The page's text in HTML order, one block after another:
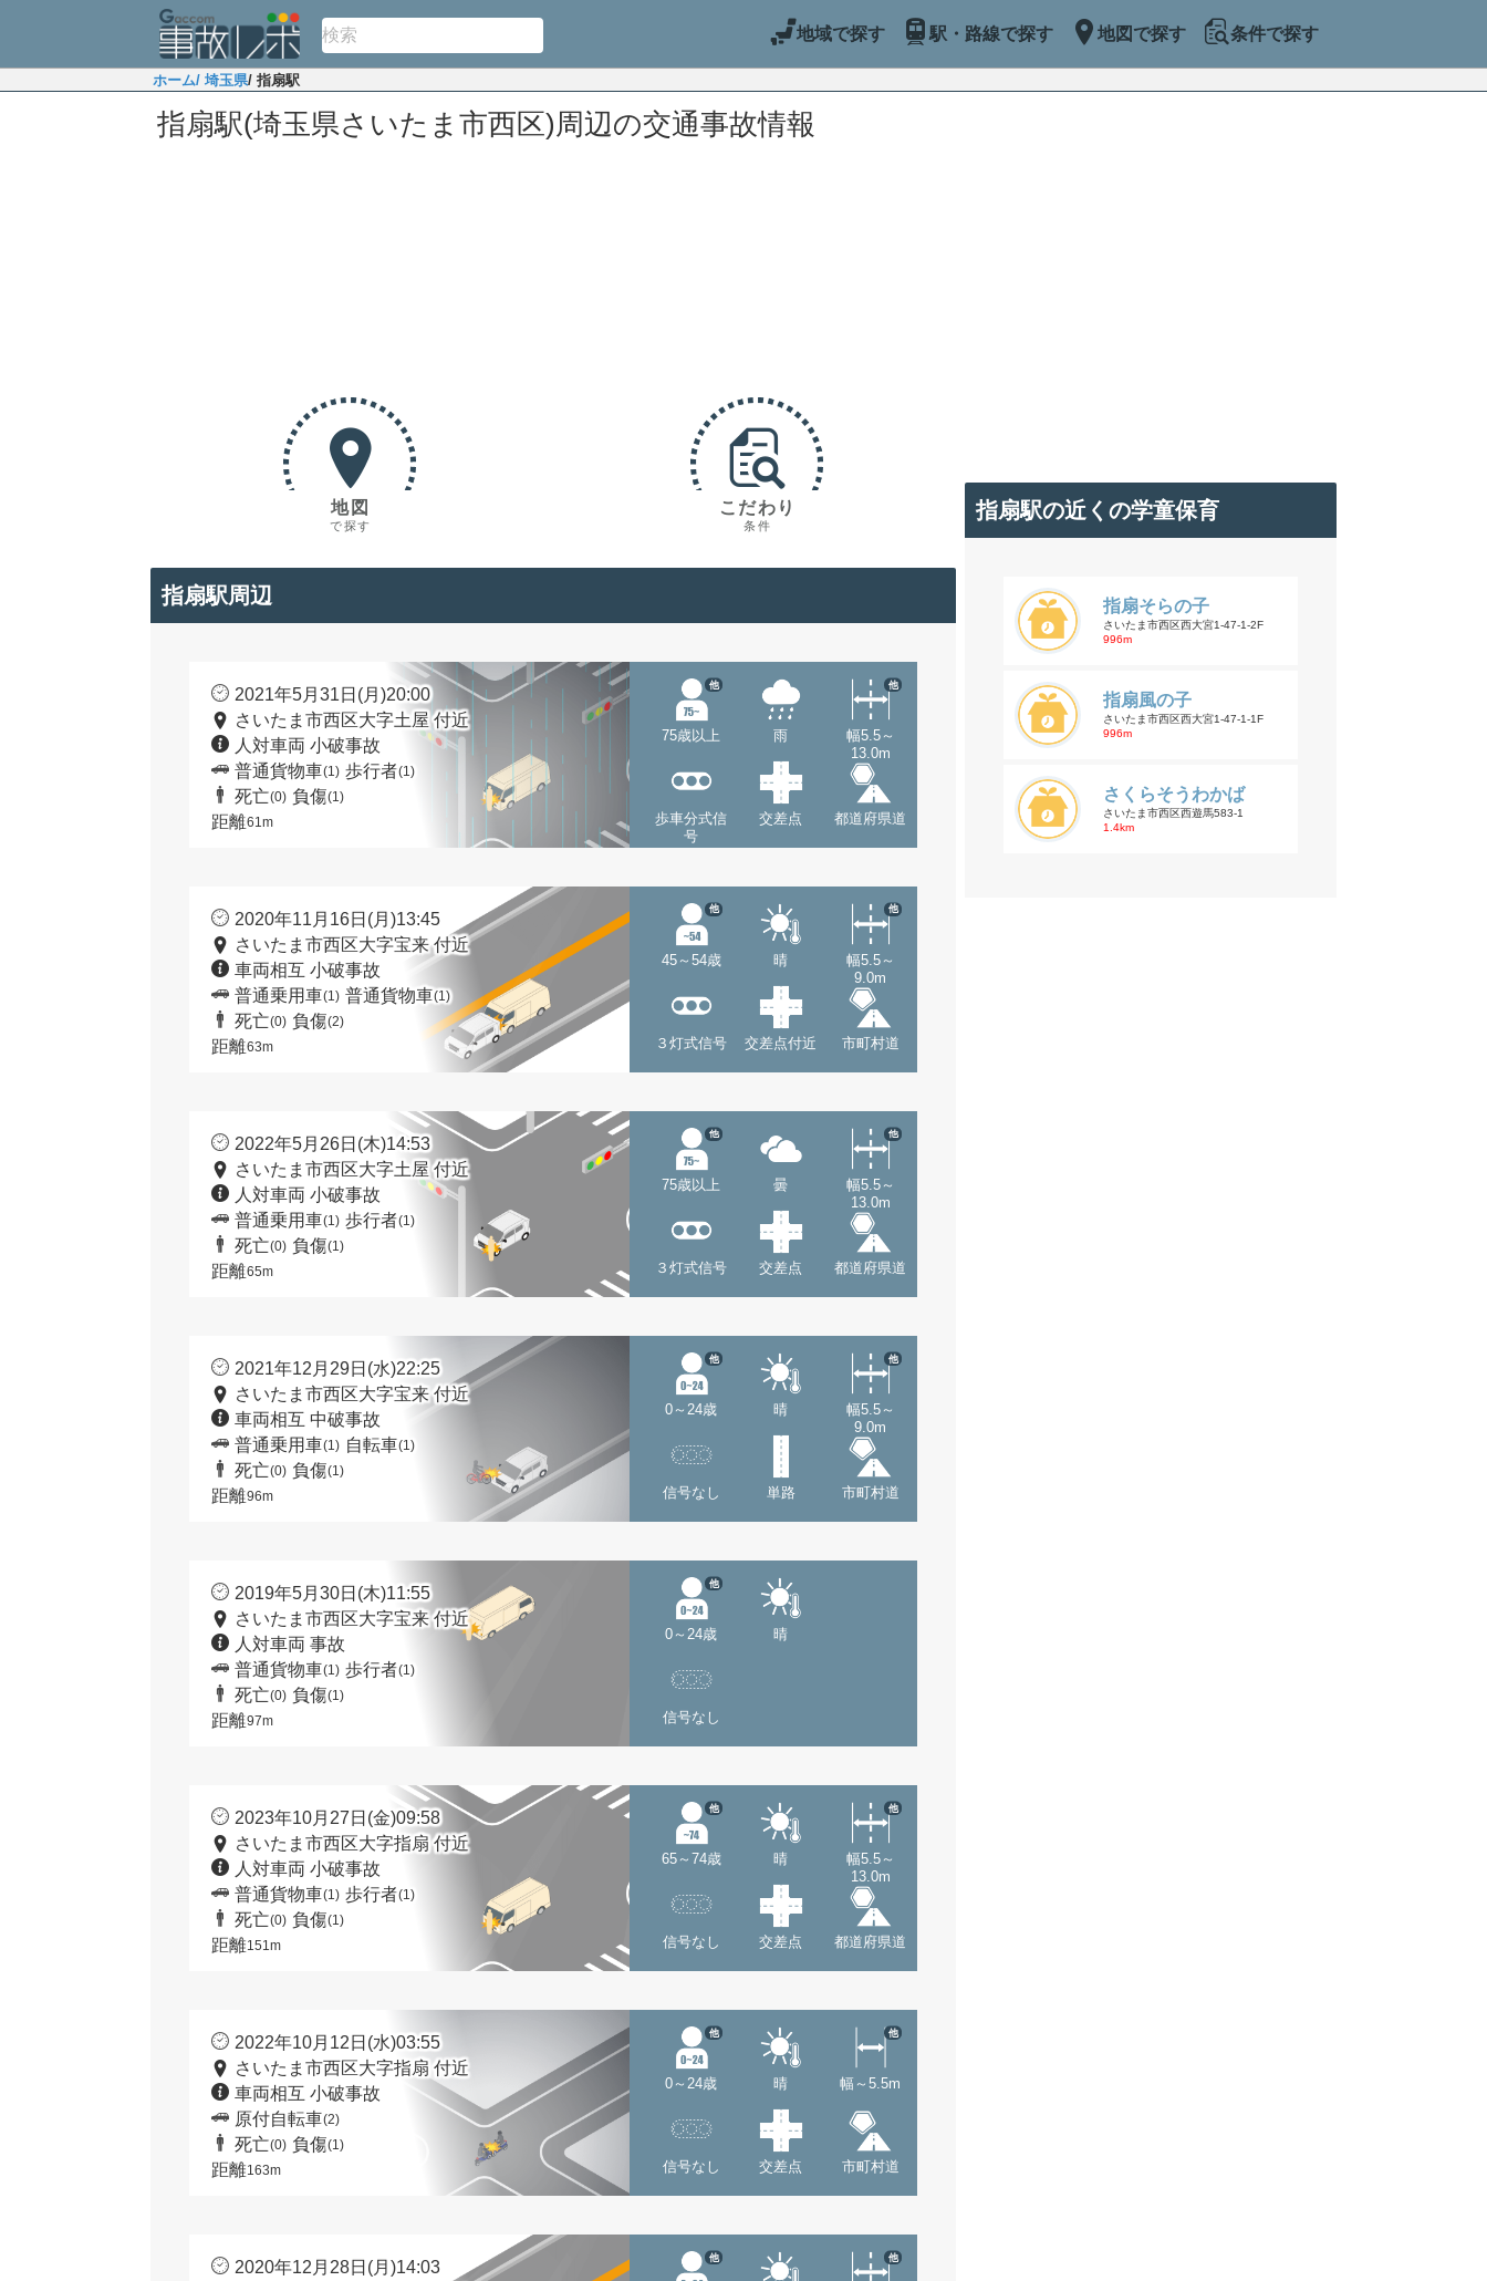
地域で探す 駅・路線で探す 地図で探す 条件で探す
ホーム/ 埼玉県/ 指扇駅
指扇駅(埼玉県さいたま市西区)周辺の交通事故情報
地図
で探す
こだわり
条件
指扇駅周辺
2021年5月31日(月)20:00
さいたま市西区大字土屋 付近
人対車両 小破事故
普通貨物車(1) 歩行者(1)
死亡(0) 負傷(1)
距離61m
75歳以上
他
雨
幅5.5～
13.0m
他
歩車分式信
号
交差点 都道府県道
2020年11月16日(月)13:45
さいたま市西区大字宝来 付近
車両相互 小破事故
普通乗用車(1) 普通貨物車(1)
死亡(0) 負傷(2)
距離63m
45～54歳
他
晴
幅5.5～
9.0m
他
３灯式信号 交差点付近 市町村道
2022年5月26日(木)14:53
さいたま市西区大字土屋 付近
人対車両 小破事故
普通乗用車(1) 歩行者(1)
死亡(0) 負傷(1)
距離65m
75歳以上
他
曇
幅5.5～
13.0m
他
３灯式信号 交差点 都道府県道
2021年12月29日(水)22:25
さいたま市西区大字宝来 付近
車両相互 中破事故
普通乗用車(1) 自転車(1)
死亡(0) 負傷(1)
距離96m
0～24歳
他
晴
幅5.5～
9.0m
他
信号なし 単路 市町村道
2019年5月30日(木)11:55
さいたま市西区大字宝来 付近
人対車両 事故
普通貨物車(1) 歩行者(1)
死亡(0) 負傷(1)
距離97m
0～24歳
他
晴
信号なし
2023年10月27日(金)09:58
さいたま市西区大字指扇 付近
人対車両 小破事故
普通貨物車(1) 歩行者(1)
死亡(0) 負傷(1)
距離151m
65～74歳
他
晴
幅5.5～
13.0m
他
信号なし 交差点 都道府県道
2022年10月12日(水)03:55
さいたま市西区大字指扇 付近
車両相互 小破事故
原付自転車(2)
死亡(0) 負傷(1)
距離163m
0～24歳
他
晴 幅～5.5m
他
信号なし 交差点 市町村道
2020年12月28日(月)14:03
他 他
指扇駅の近くの学童保育
指扇そらの子
さいたま市西区西大宮1-47-1-2F
996m
指扇風の子
さいたま市西区西大宮1-47-1-1F
996m
さくらそうわかば
さいたま市西区西遊馬583-1
1.4km